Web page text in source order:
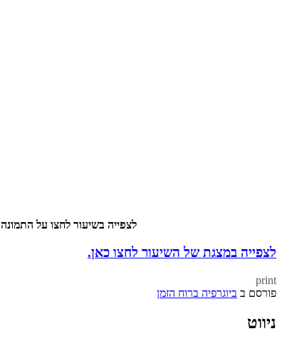
לצפייה בשיעור לחצו על התמונה
לצפייה במצגת של השיעור לחצו כאן.
print
פורסם ב ביוגרפיה ברוח הזמן
ניווט